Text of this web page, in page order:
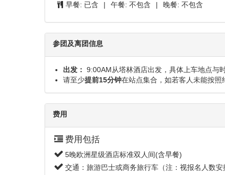
早餐: 已含 | 午餐: 不包含 | 晚餐: 不包含
参团及离团信息
出发： 9:00AM从塔林酒店出发，具体上车地点与
请至少提前15分钟在站点集合，如若客人未能按照
费用
费用包括
5晚欧洲星级酒店标准双人间(含早餐)
交通：旅游巴士或商务旅行车（注：视报名人数安